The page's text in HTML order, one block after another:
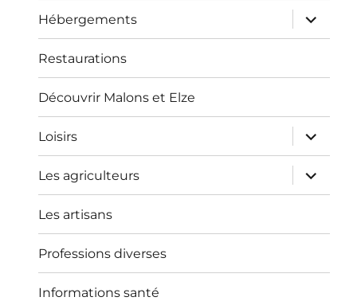
menu
Hébergements
ouvrir
le
sous-
Restaurations
Découvrir Malons et Elze
Loisirs
ouvrir
le
sous-
menu
Les agriculteurs
ouvrir
le
sous-
Les artisans
Professions diverses
Informations santé